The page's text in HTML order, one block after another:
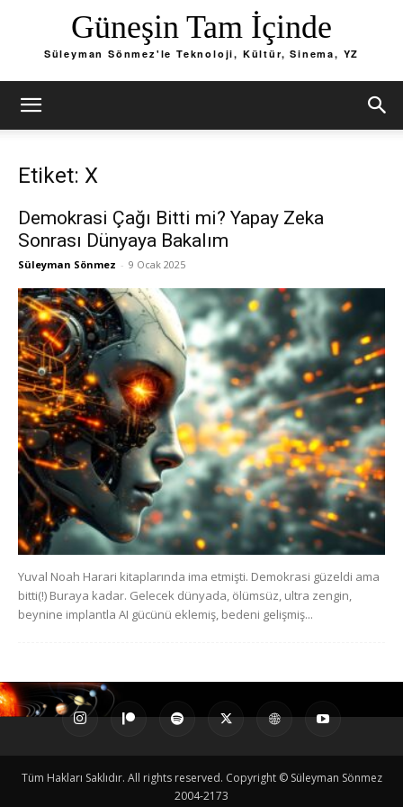
Güneşin Tam İçinde
Süleyman Sönmez'le Teknoloji, Kültür, Sinema, YZ
Etiket: X
Demokrasi Çağı Bitti mi? Yapay Zeka
Sonrası Dünyaya Bakalım
Süleyman Sönmez - 9 Ocak 2025
Yuval Noah Harari kitaplarında ima etmişti. Demokrasi güzeldi ama
bitti(!) Buraya kadar. Gelecek dünyada, ölümsüz, ultra zengin,
beynine implantla AI gücünü eklemiş, bedeni gelişmiş...
Tüm Hakları Saklıdır. All rights reserved. Copyright © Süleyman Sönmez
2004-2173